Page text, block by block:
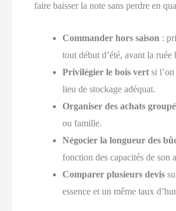
faire baisser la note sans perdre en
Commander hors saison :
tout début d’été, avant la ruée
Privilégier le bois vert si
lieu de stockage adéquat.
Organiser des achats
ou famille.
Négocier la longueur des
fonction des capacités de son
Comparer plusieurs devis
essence et un même taux